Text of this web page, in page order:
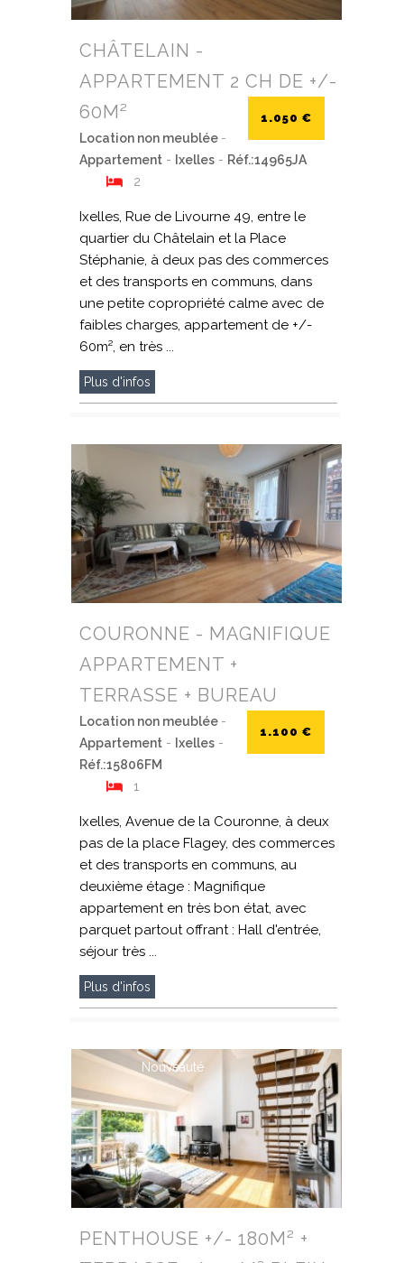
CHÂTELAIN -
APPARTEMENT 2 CH DE +/-
60M²
1.050 €
Location non meublée -
Appartement - Ixelles - Réf.:14965JA
2
Ixelles, Rue de Livourne 49, entre le
quartier du Châtelain et la Place
Stéphanie, à deux pas des commerces
et des transports en communs, dans
une petite copropriété calme avec de
faibles charges, appartement de +/-
60m², en très ...
Plus d'infos
COURONNE - MAGNIFIQUE
APPARTEMENT +
TERRASSE + BUREAU
1.100 €
Location non meublée -
Appartement - Ixelles -
Réf.:15806FM
1
Ixelles, Avenue de la Couronne, à deux
pas de la place Flagey, des commerces
et des transports en communs, au
deuxième étage : Magnifique
appartement en très bon état, avec
parquet partout offrant : Hall d'entrée,
séjour très ...
Plus d'infos
Nouveauté
PENTHOUSE +/- 180M² +